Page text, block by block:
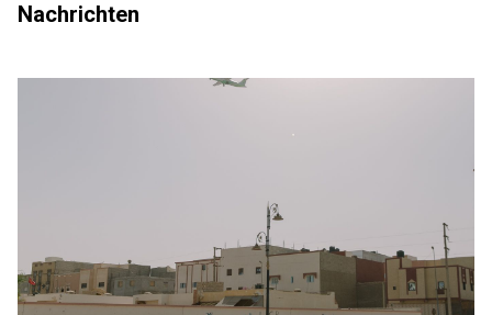
Nachrichten